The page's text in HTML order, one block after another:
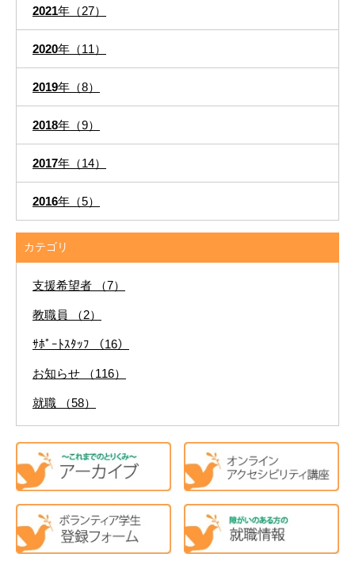
2021年（27）
2020年（11）
2019年（8）
2018年（9）
2017年（14）
2016年（5）
カテゴリ
支援希望者 （7）
教職員 （2）
ｻﾎﾟｰﾄｽﾀｯﾌ （16）
お知らせ （116）
就職 （58）